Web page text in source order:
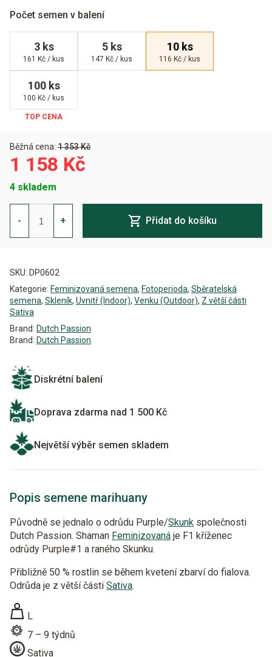
Počet semen v balení
3 ks
161 Kč / kus
5 ks
147 Kč / kus
10 ks
116 Kč / kus
100 ks
100 Kč / kus
Běžná cena: 1 353 Kč
1 158 Kč
4 skladem
-
Shaman
Feminizovaná
množství
+ Přidat do košíku
SKU: DP0602
Kategorie: Feminizovaná semena, Fotoperioda, Sběratelská
semena, Skleník, Uvnitř (Indoor), Venku (Outdoor), Z větší části
Sativa
Brand: Dutch Passion
Brand: Dutch Passion
Diskrétní balení
Doprava zdarma nad 1 500 Kč
Největší výběr semen skladem
Popis semene marihuany
Původně se jednalo o odrůdu Purple/Skunk společnosti
Dutch Passion. Shaman Feminizovaná je F1 kříženec
odrůdy Purple#1 a raného Skunku.
Přibližně 50 % rostlin se během kvetení zbarví do fialova.
Odrůda je z větší části Sativa.
L
7 – 9 týdnů
Sativa